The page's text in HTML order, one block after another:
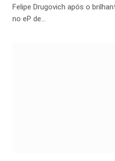
Felipe Drugovich após o
no eP de…